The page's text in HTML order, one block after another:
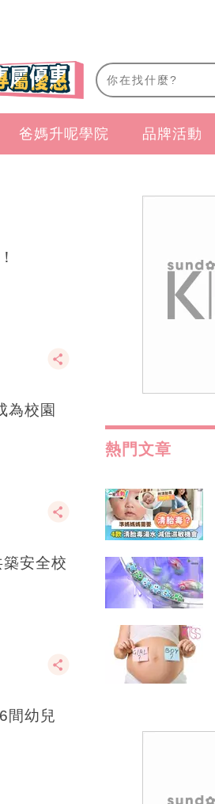
爸媽升呢學院 品牌活動
為校園
安全校
間幼兒
熱門文章